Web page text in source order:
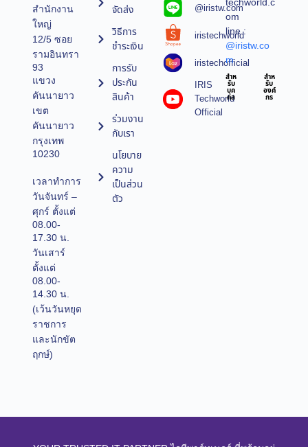
สำนักงาน
ใหญ่
12/5 ซอย
รามอินทรา
93
แขวง
คันนายาว
เขต
คันนายาว
กรุงเทพ
10230
เวลาทำการ
วันจันทร์ –
ศุกร์ ตั้งแต่
08.00-
17.30 น.
วันเสาร์
ตั้งแต่
08.00-
14.30 น.
(เว้นวันหยุด
ราชการ
และนักขัต
ฤกษ์)
จัดส่ง
วิธีการ
ชำระเงิน
การรับ
ประกัน
สินค้า
ร่วมงาน
กับเรา
นโยบาย
ความ
เป็นส่วน
ตัว
@iristw.com
iristechworld
iristechofficial
IRIS
Techworld
Official
om
line :
@iristw.co
m
สำห
รับ
บุค
คล
สำห
รับ
องค์
กร